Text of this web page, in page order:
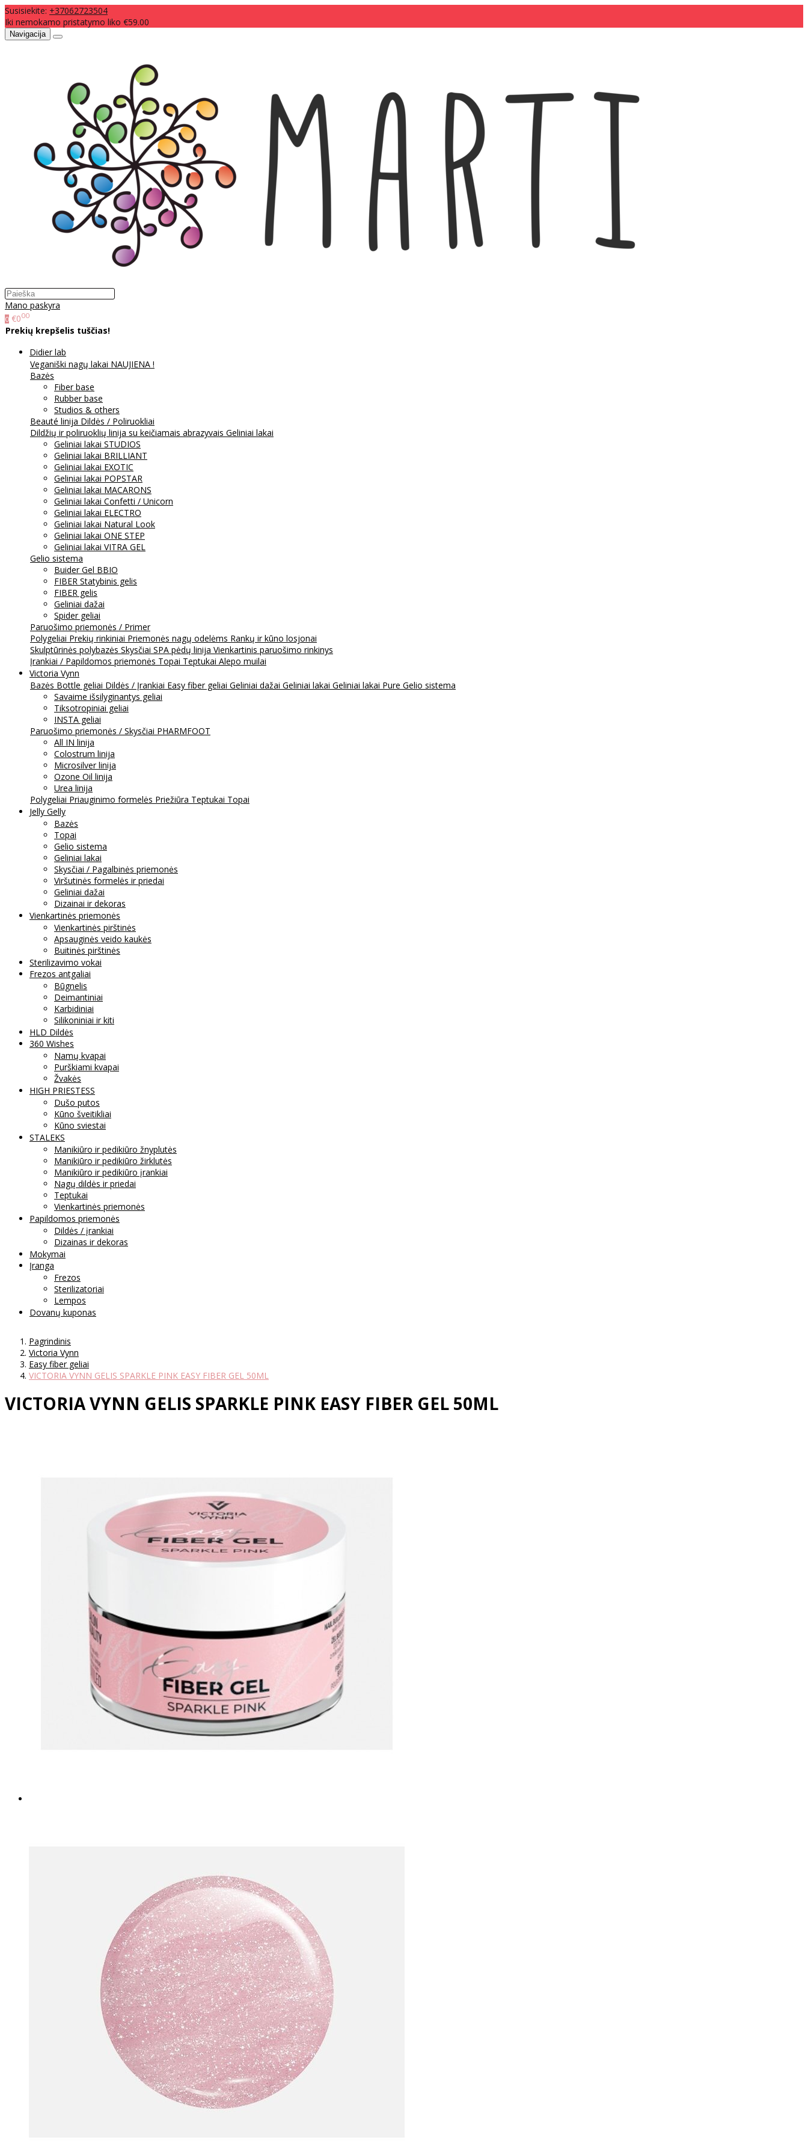
Susisiekite: +37062723504
Iki nemokamo pristatymo liko €59.00
Navigacija
Mano paskyra
0 €000
Prekių krepšelis tuščias!
Didier lab
Veganiški nagų lakai NAUJIENA !
Bazės
Fiber base
Rubber base
Studios & others
Beauté linija Dildės / Poliruokliai
Dildžių ir poliruoklių linija su keičiamais abrazyvais Geliniai lakai
Geliniai lakai STUDIOS
Geliniai lakai BRILLIANT
Geliniai lakai EXOTIC
Geliniai lakai POPSTAR
Geliniai lakai MACARONS
Geliniai lakai Confetti / Unicorn
Geliniai lakai ELECTRO
Geliniai lakai Natural Look
Geliniai lakai ONE STEP
Geliniai lakai VITRA GEL
Gelio sistema
Buider Gel BBIO
FIBER Statybinis gelis
FIBER gelis
Geliniai dažai
Spider geliai
Paruošimo priemonės / Primer
Polygeliai Prekių rinkiniai Priemonės nagų odelėms Rankų ir kūno losjonai
Skulptūrinės polybazės Skysčiai SPA pėdų linija Vienkartinis paruošimo rinkinys
Įrankiai / Papildomos priemonės Topai Teptukai Alepo muilai
Victoria Vynn
Bazės Bottle geliai Dildės / Įrankiai Easy fiber geliai Geliniai dažai Geliniai lakai Geliniai lakai Pure Gelio sistema
Savaime išsilyginantys geliai
Tiksotropiniai geliai
INSTA geliai
Paruošimo priemonės / Skysčiai PHARMFOOT
All IN linija
Colostrum linija
Microsilver linija
Ozone Oil linija
Urea linija
Polygeliai Priauginimo formelės Priežiūra Teptukai Topai
Jelly Gelly
Bazės
Topai
Gelio sistema
Geliniai lakai
Skysčiai / Pagalbinės priemonės
Viršutinės formelės ir priedai
Geliniai dažai
Dizainai ir dekoras
Vienkartinės priemonės
Vienkartinės pirštinės
Apsauginės veido kaukės
Buitinės pirštinės
Sterilizavimo vokai
Frezos antgaliai
Būgnelis
Deimantiniai
Karbidiniai
Silikoniniai ir kiti
HLD Dildės
360 Wishes
Namų kvapai
Purškiami kvapai
Žvakės
HIGH PRIESTESS
Dušo putos
Kūno šveitikliai
Kūno sviestai
STALEKS
Manikiūro ir pedikiūro žnyplutės
Manikiūro ir pedikiūro žirklutės
Manikiūro ir pedikiūro įrankiai
Nagų dildės ir priedai
Teptukai
Vienkartinės priemonės
Papildomos priemonės
Dildės / įrankiai
Dizainas ir dekoras
Mokymai
Įranga
Frezos
Sterilizatoriai
Lempos
Dovanų kuponas
Pagrindinis
Victoria Vynn
Easy fiber geliai
VICTORIA VYNN GELIS SPARKLE PINK EASY FIBER GEL 50ML
VICTORIA VYNN GELIS SPARKLE PINK EASY FIBER GEL 50ML